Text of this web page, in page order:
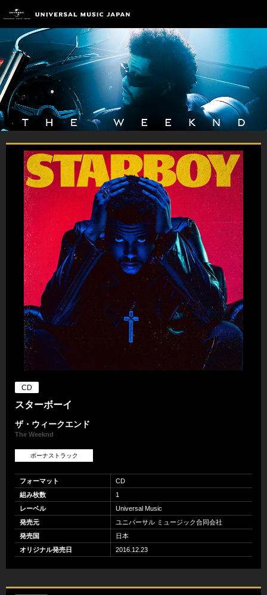
CD
スターボーイ
ザ・ウィークエンド
The Weeknd
ボーナストラック
フォーマット
CD
組み枚数
1
レーベル
Universal Music
発売元
ユニバーサル ミュージック合同会社
発売国
日本
オリジナル発売日
2016.12.23